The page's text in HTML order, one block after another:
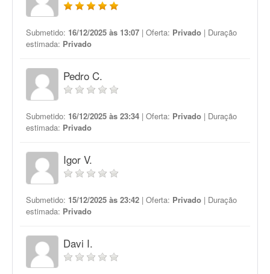
Submetido: 16/12/2025 às 13:07 | Oferta: Privado | Duração
estimada: Privado
Pedro C.
Submetido: 16/12/2025 às 23:34 | Oferta: Privado | Duração
estimada: Privado
Igor V.
Submetido: 15/12/2025 às 23:42 | Oferta: Privado | Duração
estimada: Privado
Davi I.